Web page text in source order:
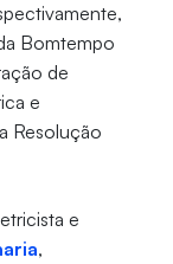
Bomtempo
de
e
Resolução
e
,